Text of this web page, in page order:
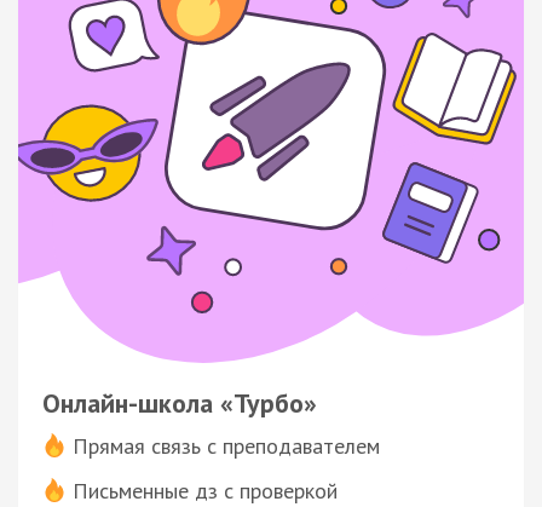
Онлайн-школа «Турбо»
Прямая связь с преподавателем
Письменные дз с проверкой